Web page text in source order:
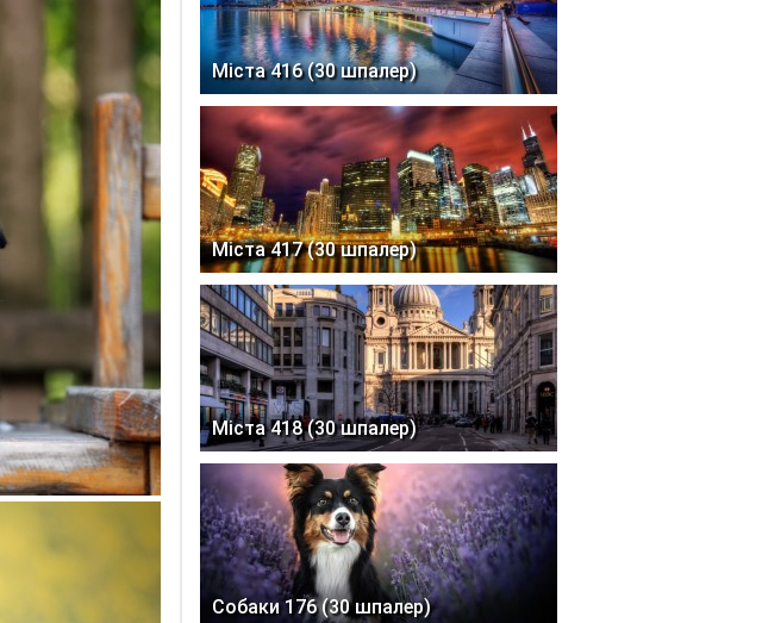
Міста 416 (30 шпалер)
Міста 417 (30 шпалер)
Міста 418 (30 шпалер)
Собаки 176 (30 шпалер)